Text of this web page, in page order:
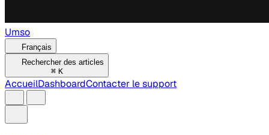
Umso
Français
Rechercher des articles
⌘ K
AccueilDashboardContacter le support